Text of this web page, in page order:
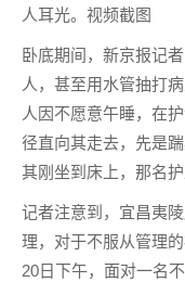
人耳光。视频截图
卧底期间，新京报记
人，甚至用水管抽打
人因不愿意午睡，在
径直向其走去，先是
其刚坐到床上，那名
记者注意到，宜昌夷
理，对于不服从管理
20日下午，面对一名